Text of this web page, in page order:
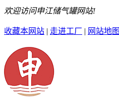
欢迎访问申江储气罐网站!
收藏本网站 | 走进工厂 | 网站地图